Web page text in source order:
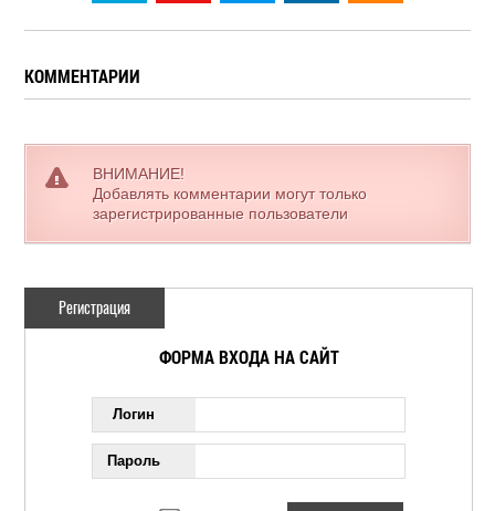
КОММЕНТАРИИ
ВНИМАНИЕ!
Добавлять комментарии могут только
зарегистрированные пользователи
Регистрация
ФОРМА ВХОДА НА САЙТ
Логин
Пароль